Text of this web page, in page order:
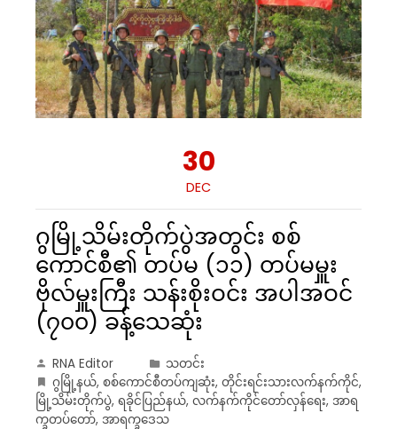
30
DEC
ဂွမြို့သိမ်းတိုက်ပွဲအတွင်း စစ်
ကောင်စီ၏ တပ်မ (၁၁) တပ်မမှူး
ဗိုလ်မှူးကြီး သန်းစိုးဝင်း အပါအဝင်
(၇၀၀) ခန့်သေဆုံး
RNA Editor
သတင်း
ဂွမြို့နယ်, စစ်ကောင်စီတပ်ကျဆုံး, တိုင်းရင်းသားလက်နက်ကိုင်,
မြို့သိမ်းတိုက်ပွဲ, ရခိုင်ပြည်နယ်, လက်နက်ကိုင်တော်လှန်ရေး, အာရ
က္ခတပ်တော်, အာရက္ခဒေသ